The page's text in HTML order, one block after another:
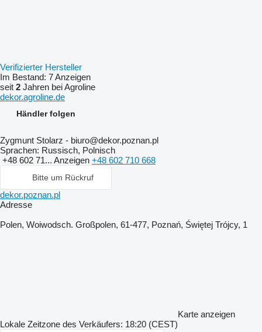
Verifizierter Hersteller
Im Bestand: 7 Anzeigen
seit 2 Jahren bei Agroline
dekor.agroline.de
Händler folgen
Zygmunt Stolarz - biuro@dekor.poznan.pl
Sprachen: Russisch, Polnisch
+48 602 71... Anzeigen +48 602 710 668
Bitte um Rückruf
dekor.poznan.pl
Adresse
Polen, Woiwodsch. Großpolen, 61-477, Poznań, Świętej Trójcy, 1
Karte anzeigen
Lokale Zeitzone des Verkäufers: 18:20 (CEST)